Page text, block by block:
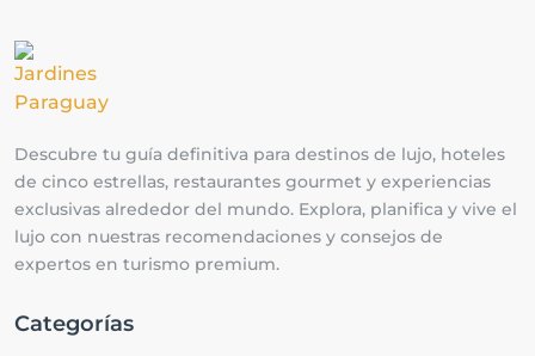
Descubre tu guía definitiva para destinos de lujo, hoteles
de cinco estrellas, restaurantes gourmet y experiencias
exclusivas alrededor del mundo. Explora, planifica y vive el
lujo con nuestras recomendaciones y consejos de
expertos en turismo premium.
Categorías